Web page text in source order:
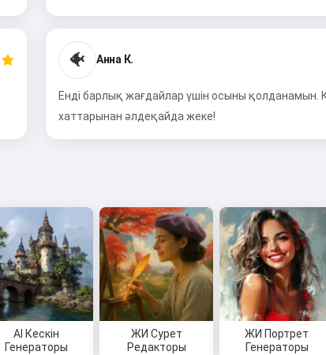
🐠 Анна К.
Енді барлық жағдайлар үшін осыны қолданамын.
хаттарынан әлдеқайда жеке!
AI Кескін
Генераторы
ЖИ Сурет
Редакторы
ЖИ Портрет
Генераторы